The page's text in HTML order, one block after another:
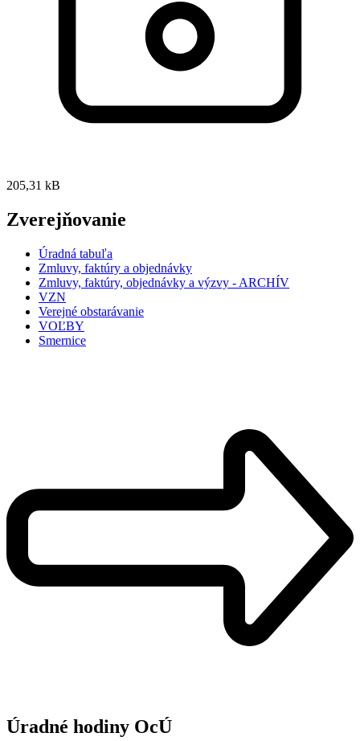
205,31 kB
Zverejňovanie
Úradná tabuľa
Zmluvy, faktúry a objednávky
Zmluvy, faktúry, objednávky a výzvy - ARCHÍV
VZN
Verejné obstarávanie
VOĽBY
Smernice
Úradné hodiny OcÚ